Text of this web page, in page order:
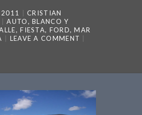
CRISTIAN
AUTO,BLANCO Y
,FIESTA, FORD,MAR
LEAVE A COMMENT